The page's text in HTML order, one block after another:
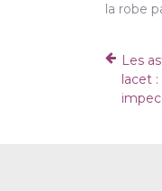
la robe
Les
lacet